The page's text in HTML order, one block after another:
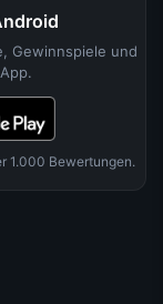
Gewinnspiele und
1.000 Bewertungen.